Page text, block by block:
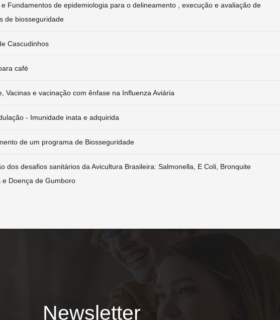
e Fundamentos de epidemiologia para o delineamento , execução e avaliação de
de biosseguridade
Cascudinhos
café
Vacinas e vacinação com ênfase na Influenza Aviária
- Imunidade inata e adquirida
de um programa de Biosseguridade
dos desafios sanitários da Avicultura Brasileira: Salmonella, E Coli, Bronquite
e Doença de Gumboro
Newsletter